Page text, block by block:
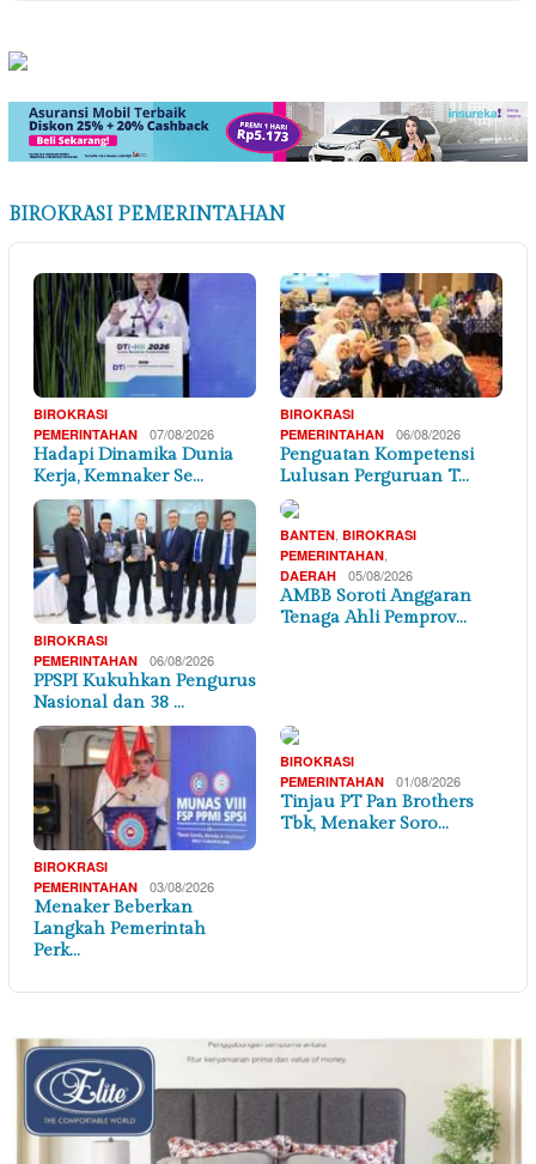
BIROKRASI PEMERINTAHAN
BIROKRASI
PEMERINTAHAN
07/08/2026
Hadapi Dinamika Dunia
Kerja, Kemnaker Se…
BIROKRASI
PEMERINTAHAN
06/08/2026
Penguatan Kompetensi
Lulusan Perguruan T…
BIROKRASI
PEMERINTAHAN
06/08/2026
PPSPI Kukuhkan Pengurus
Nasional dan 38 …
BANTEN BIROKRASI
PEMERINTAHAN
DAERAH 05/08/2026
AMBB Soroti Anggaran
Tenaga Ahli Pemprov…
BIROKRASI
PEMERINTAHAN
03/08/2026
Menaker Beberkan
Langkah Pemerintah
Perk…
BIROKRASI
PEMERINTAHAN
01/08/2026
Tinjau PT Pan Brothers
Tbk, Menaker Soro…